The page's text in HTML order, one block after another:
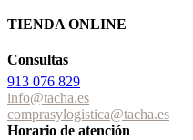
TIENDA ONLINE
Consultas
913 076 829
info@tacha.es
comprasylogistica@tacha.es
Horario de atención